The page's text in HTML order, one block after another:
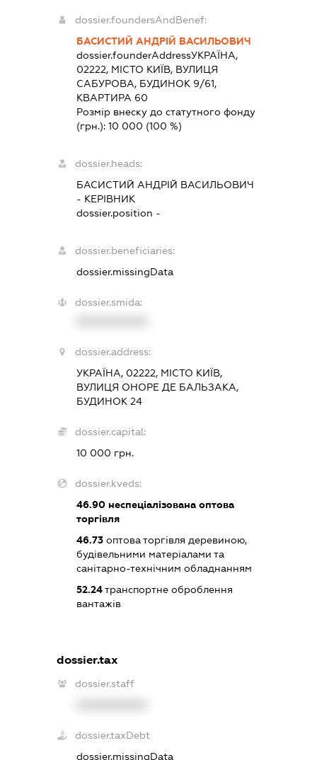
dossier.foundersAndBenef:
БАСИСТИЙ АНДРІЙ ВАСИЛЬОВИЧ
dossier.founderAddressУКРАЇНА,
02222, МІСТО КИЇВ, ВУЛИЦЯ
САБУРОВА, БУДИНОК 9/61,
КВАРТИРА 60
Розмір внеску до статутного фонду
(грн.):10 000 (100 %)
dossier.heads:
БАСИСТИЙ АНДРІЙ ВАСИЛЬОВИЧ
- КЕРІВНИК
dossier.position -
dossier.beneficiaries:
dossier.missingData
dossier.smida:
dossier.address:
УКРАЇНА, 02222, МІСТО КИЇВ,
ВУЛИЦЯ ОНОРЕ ДЕ БАЛЬЗАКА,
БУДИНОК 24
dossier.capital:
10 000 грн.
dossier.kveds:
46.90 неспеціалізована оптова
торгівля
46.73 оптова торгівля деревиною,
будівельними матеріалами та
санітарно-технічним обладнанням
52.24транспортне оброблення
вантажів
dossier.tax
dossier.staff
dossier.taxDebt
dossier.missingData